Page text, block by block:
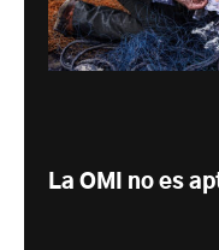
La OMI no es